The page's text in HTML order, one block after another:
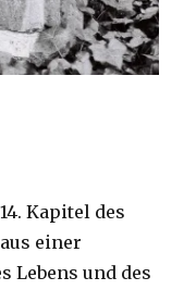
Kapitel des
einer
Lebens und des